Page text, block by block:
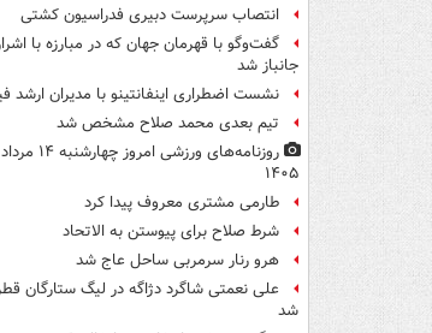
انتصاب سرپرست دبیری فدراسیون کشتی
گفت‌وگو با قهرمان جهان که در مبارزه با
جانباز شد
نشست اضطراری اینفانتینو با مدیران ارشد
تیم بعدی محمد صلاح مشخص شد
روزنامه‌های ورزشی امروز چهارشنبه ۱۴ مرداد
۱۴۰۵
طارمی مشتری معروف پیدا کرد
شرط صلاح برای پیوستن به الاتحاد
هرو رنار سرمربی ساحل عاج شد
علی نعمتی شاگرد دژاگه در لیگ ستارگان
شد